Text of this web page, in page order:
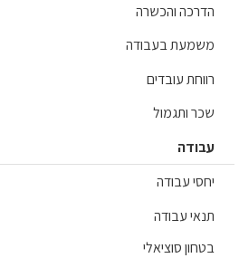
והכשרה
בעבודה
עובדים
ותגמול
עבודה
עבודה
סוציאלי